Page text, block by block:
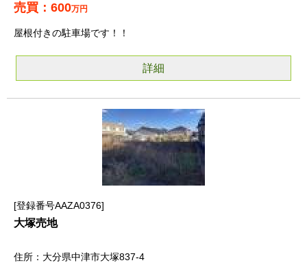
600万円
屋根付きの駐車場です！！
詳細
登録番号AAZA0376
大塚売地
大分県中津市大塚837-4